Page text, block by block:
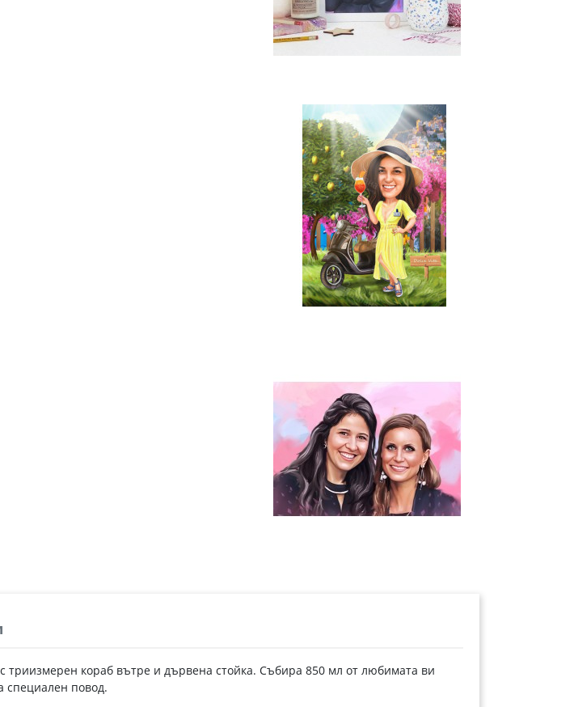
триизмерен кораб вътре и дървена стойка. Събира 850 мл от любимата ви
специален повод.